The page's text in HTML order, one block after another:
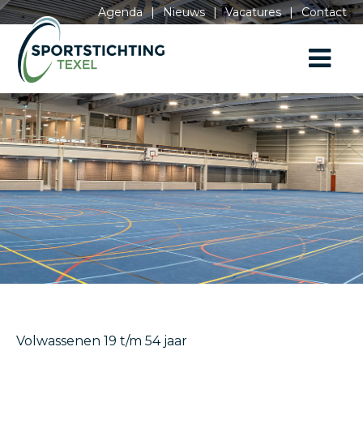
Agenda | Nieuws | Vacatures | Contact
Volwassenen 19 t/m 54 jaar